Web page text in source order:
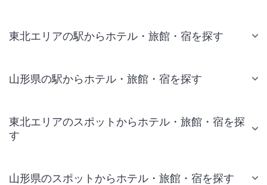
東北エリアの駅からホテル・旅館・宿を探す
山形県の駅からホテル・旅館・宿を探す
東北エリアのスポットからホテル・旅館・宿を探
す
山形県のスポットからホテル・旅館・宿を探す